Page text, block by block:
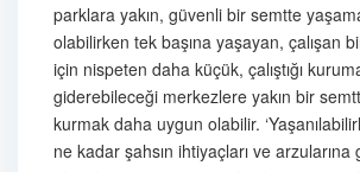
parklara yakın, güvenli bir semtte
olabilirken tek başına yaşayan, çalışan
için nispeten daha küçük, çalıştığı
giderebileceği merkezlere yakın bir
kurmak daha uygun olabilir.
ne kadar şahsın ihtiyaçları ve